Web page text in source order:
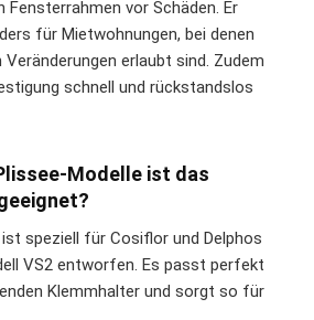
vor Schäden. Er
für Mietwohnungen, bei denen
erlaubt sind. Zudem
schnell und rückstandslos
Modelle ist das
speziell für Cosiflor und Delphos
VS2 entworfen. Es passt perfekt
Klemmhalter und sorgt so für